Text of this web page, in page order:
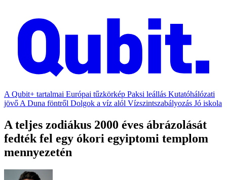
A Qubit+ tartalmai Európai tűzkörkép Paksi leállás Kutatóhálózati
jövő A Duna föntről Dolgok a víz alól Vízszintszabályozás Jó iskola
A teljes zodiákus 2000 éves ábrázolását
fedték fel egy ókori egyiptomi templom
mennyezetén